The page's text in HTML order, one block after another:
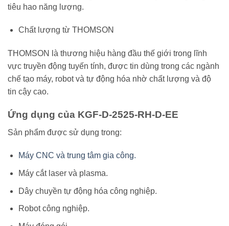
tiêu hao năng lượng.
Chất lượng từ THOMSON
THOMSON là thương hiệu hàng đầu thế giới trong lĩnh
vực truyền động tuyến tính, được tin dùng trong các ngành
chế tạo máy, robot và tự động hóa nhờ chất lượng và độ
tin cậy cao.
Ứng dụng của KGF-D-2525-RH-D-EE
Sản phẩm được sử dụng trong:
Máy CNC và trung tâm gia công.
Máy cắt laser và plasma.
Dây chuyền tự động hóa công nghiệp.
Robot công nghiệp.